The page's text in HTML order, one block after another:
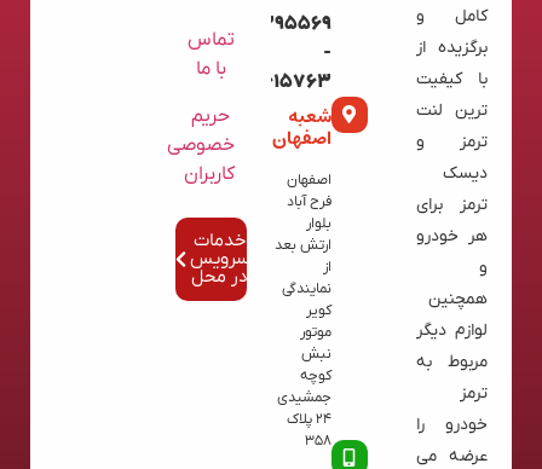
کامل و
برگزیده از
با کیفیت
ترین لنت
ترمز و
دیسک
ترمز برای
هر خودرو
و
همچنین
لوازم دیگر
مربوط به
ترمز
خودرو را
عرضه می
09120395569
-
02136615763
شعبه
اصفهان
اصفهان
فرح آباد
بلوار
ارتش بعد
از
نمایندگی
کویر
موتور
نبش
کوچه
جمشیدی
24 پلاک
358
تماس
با ما
حریم
خصوصی
کاربران
خدمات
سرویس
در محل